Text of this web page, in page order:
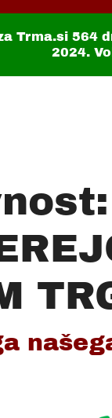
Trma.si 564
2024.